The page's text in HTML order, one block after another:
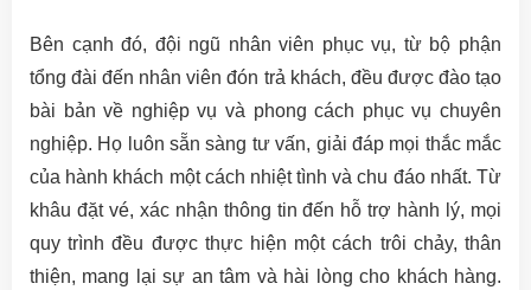
Bên cạnh đó, đội ngũ nhân viên phục vụ, từ bộ phận
tổng đài đến nhân viên đón trả khách, đều được đào tạo
bài bản về nghiệp vụ và phong cách phục vụ chuyên
nghiệp. Họ luôn sẵn sàng tư vấn, giải đáp mọi thắc mắc
của hành khách một cách nhiệt tình và chu đáo nhất. Từ
khâu đặt vé, xác nhận thông tin đến hỗ trợ hành lý, mọi
quy trình đều được thực hiện một cách trôi chảy, thân
thiện, mang lại sự an tâm và hài lòng cho khách hàng.